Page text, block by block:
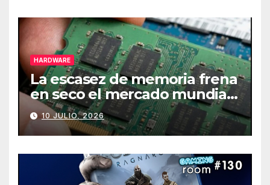
HARDWARE
La escasez de memoria frena
en seco el mercado mundial
de PCs
10 JULIO, 2026